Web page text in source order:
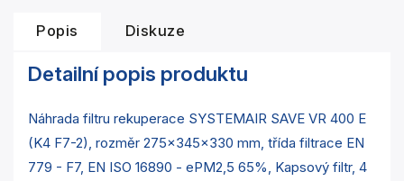
Popis Diskuze
Detailní popis produktu
Náhrada filtru rekuperace SYSTEMAIR SAVE VR 400 E
(K4 F7-2), rozměr 275x345x330 mm, třída filtrace EN
779 - F7, EN ISO 16890 - ePM2,5 65%, Kapsový filtr, 4